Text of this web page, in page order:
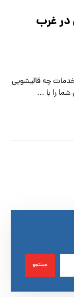
در غرب
چه قالیشویی
را با ...
جستجو